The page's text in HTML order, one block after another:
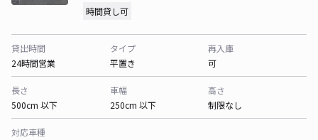
時間貸し可
貸出時間
24時間営業
タイプ
平置き
再入庫
可
長さ
500cm 以下
車幅
250cm 以下
高さ
制限なし
対応車種